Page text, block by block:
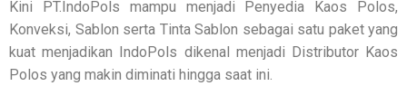
Kini PT.IndoPols mampu menjadi Penyedia Kaos Polos,
Konveksi, Sablon serta Tinta Sablon sebagai satu paket yang
kuat menjadikan IndoPols dikenal menjadi Distributor Kaos
Polos yang makin diminati hingga saat ini.